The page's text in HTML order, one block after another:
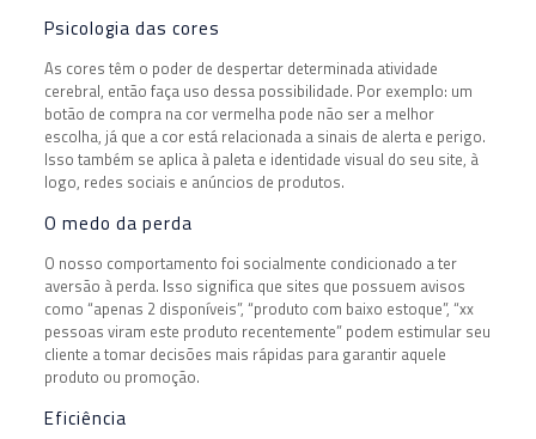
Psicologia das cores
As cores têm o poder de despertar determinada atividade
cerebral, então faça uso dessa possibilidade. Por exemplo: um
botão de compra na cor vermelha pode não ser a melhor
escolha, já que a cor está relacionada a sinais de alerta e perigo.
Isso também se aplica à paleta e identidade visual do seu site, à
logo, redes sociais e anúncios de produtos.
O medo da perda
O nosso comportamento foi socialmente condicionado a ter
aversão à perda. Isso significa que sites que possuem avisos
como “apenas 2 disponíveis”, “produto com baixo estoque”, “xx
pessoas viram este produto recentemente” podem estimular seu
cliente a tomar decisões mais rápidas para garantir aquele
produto ou promoção.
Eficiência